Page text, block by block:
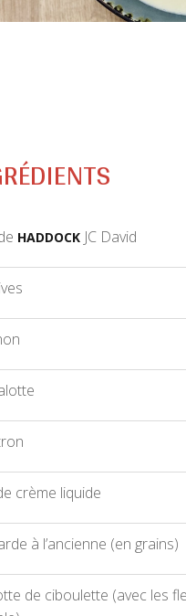
HADDOCK JC David
crème liquide
à l’ancienne (en grains)
de ciboulette (avec les